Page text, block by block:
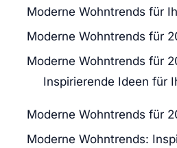
Moderne Wohntrends für
Moderne Wohntrends für
Moderne Wohntrends für
Inspirierende Ideen für
Moderne Wohntrends für
Moderne Wohntrends: